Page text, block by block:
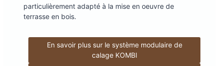
particulièrement adapté à la mise en oeuvre de
terrasse en bois.
En savoir plus sur le système modulaire de
calage KOMBI